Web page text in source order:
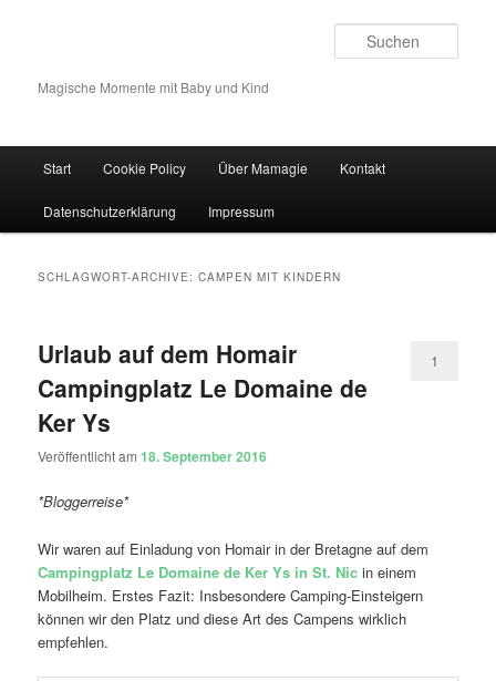
Magische Momente mit Baby und Kind
Zum Inhalt wechseln
Zum sekundären Inhalt wechseln
Start Cookie Policy Über Mamagie Kontakt
Datenschutzerklärung Impressum
SCHLAGWORT-ARCHIVE:CAMPEN MIT KINDERN
Urlaub auf dem Homair
Campingplatz Le Domaine de
Ker Ys
Veröffentlicht am18. September 2016
1
*Bloggerreise*
Wir waren auf Einladung von Homair in der Bretagne auf dem
Campingplatz Le Domaine de Ker Ys in St. Nic in einem
Mobilheim. Erstes Fazit: Insbesondere Camping-Einsteigern
können wir den Platz und diese Art des Campens wirklich
empfehlen.